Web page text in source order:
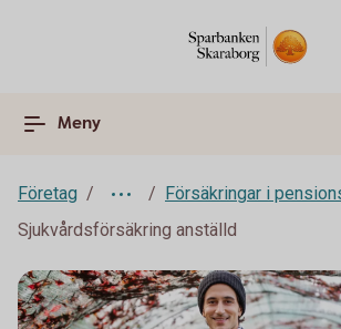
Meny
Företag
Försäkringar i
Sjukvårdsförsäkring anställd